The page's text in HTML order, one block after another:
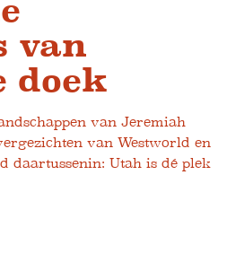
van
doek
van Jeremiah
van Westworld en
daartussenin: Utah is dé plek